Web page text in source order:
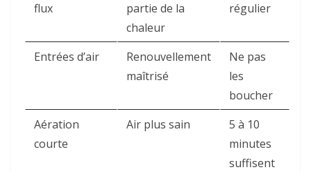
flux
partie de la
chaleur
régulier
Entrées d’air
Renouvellement
maîtrisé
Ne pas
les
boucher
Aération
courte
Air plus sain
5 à 10
minutes
suffisent